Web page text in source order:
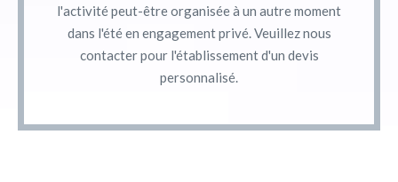
l'activité peut-être organisée à un autre moment
dans l'été en engagement privé. Veuillez nous
contacter pour l'établissement d'un devis
personnalisé.